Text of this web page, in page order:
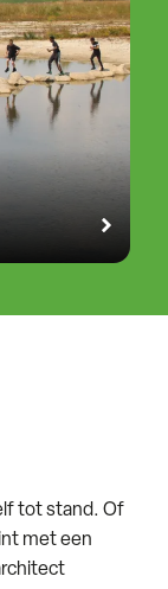
tot stand. Of
met een